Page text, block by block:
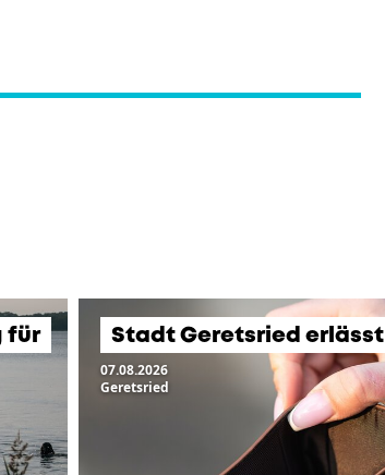
für
Stadt Geretsried
07.08.2026
Geretsried